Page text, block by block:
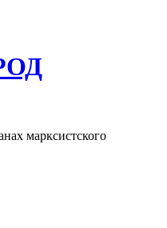
марксистского